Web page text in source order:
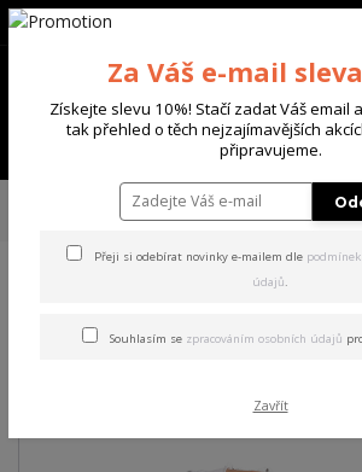
+420 702 136 620
ŠATY
Yakuza dámské šaty
Gun Sweat Dress
Za Váš e-mail
Získejte slevu 10%! Stačí zadat Váš email
tak přehled o těch nejzajímavějších
připravujeme.
Přeji si odebírat novinky e-mailem dle
údajů.
Souhlasím se zpracováním osobních údajů
Zavřít